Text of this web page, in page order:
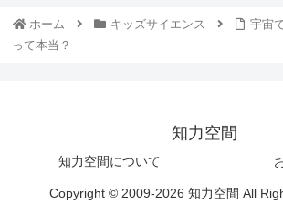
ホーム キッズサイエンス
宇宙
って本当？
知力空間
知力空間について
Copyright © 2009-2026 知力空間 All